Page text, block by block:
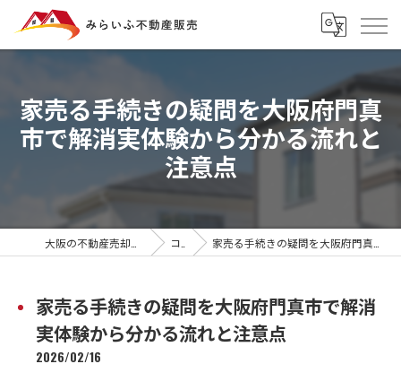
家売る手続きの疑問を大阪府門真
市で解消実体験から分かる流れと
注意点
コラム 家売る手続きの疑問を大阪府門真市で解消実体験から分かる流れと注意点
家売る手続きの疑問を大阪府門真市で解消
実体験から分かる流れと注意点
2026/02/16